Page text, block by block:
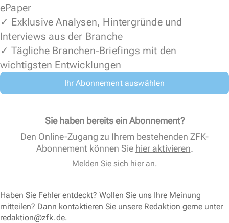
ePaper
✓ Exklusive Analysen, Hintergründe und
Interviews aus der Branche
✓ Tägliche Branchen-Briefings mit den
wichtigsten Entwicklungen
Ihr Abonnement auswählen
Sie haben bereits ein Abonnement?
Den Online-Zugang zu Ihrem bestehenden ZFK-
Abonnement können Sie hier aktivieren.
Melden Sie sich hier an.
Haben Sie Fehler entdeckt? Wollen Sie uns Ihre Meinung
mitteilen? Dann kontaktieren Sie unsere Redaktion gerne unter
redaktion@zfk.de.